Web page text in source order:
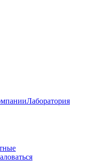
Лаборатория